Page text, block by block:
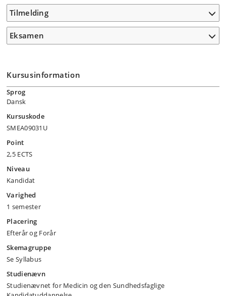
Tilmelding
Eksamen
Kursusinformation
Sprog
Dansk
Kursuskode
SMEA09031U
Point
2,5 ECTS
Niveau
Kandidat
Varighed
1 semester
Placering
Efterår og Forår
Skemagruppe
Se Syllabus
Studienævn
Studienævnet for Medicin og den Sundhedsfaglige